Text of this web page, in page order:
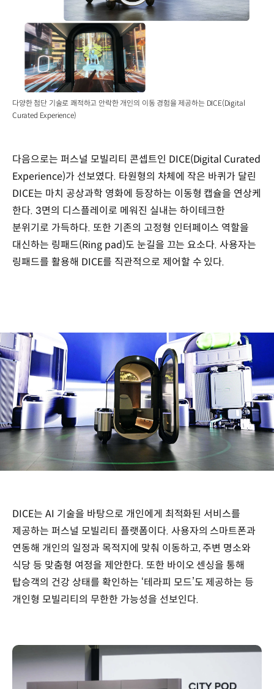
다양한 첨단 기술로 쾌적하고 안락한 개인의 이동 경험을 제공하는 DICE(Digital
Curated Experience)
다음으로는 퍼스널 모빌리티 콘셉트인 DICE(Digital Curated
Experience)가 선보였다. 타원형의 차체에 작은 바퀴가 달린
DICE는 마치 공상과학 영화에 등장하는 이동형 캡슐을 연상케
한다. 3면의 디스플레이로 메워진 실내는 하이테크한
분위기로 가득하다. 또한 기존의 고정형 인터페이스 역할을
대신하는 링패드(Ring pad)도 눈길을 끄는 요소다. 사용자는
링패드를 활용해 DICE를 직관적으로 제어할 수 있다.
DICE는 AI 기술을 바탕으로 개인에게 최적화된 서비스를
제공하는 퍼스널 모빌리티 플랫폼이다. 사용자의 스마트폰과
연동해 개인의 일정과 목적지에 맞춰 이동하고, 주변 명소와
식당 등 맞춤형 여정을 제안한다. 또한 바이오 센싱을 통해
탑승객의 건강 상태를 확인하는 ‘테라피 모드’도 제공하는 등
개인형 모빌리티의 무한한 가능성을 선보인다.